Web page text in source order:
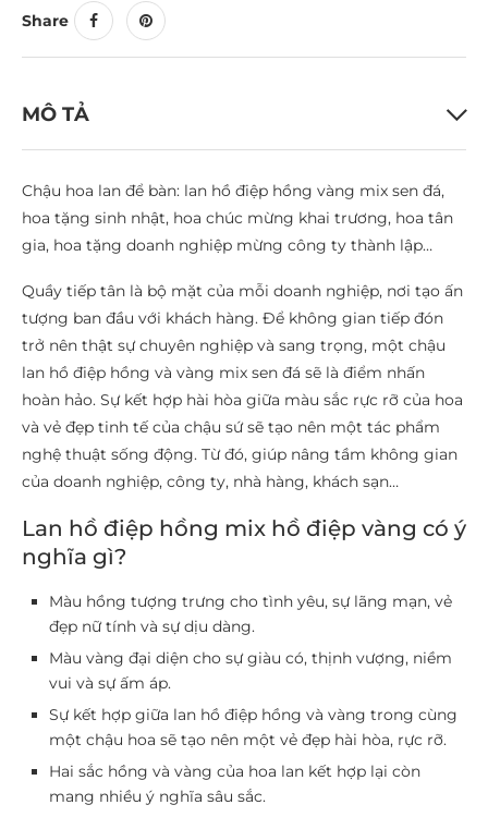
Share
MÔ TẢ
Chậu hoa lan để bàn: lan hồ điệp hồng vàng mix sen đá,
hoa tặng sinh nhật, hoa chúc mừng khai trương, hoa tân
gia, hoa tặng doanh nghiệp mừng công ty thành lập…
Quầy tiếp tân là bộ mặt của mỗi doanh nghiệp, nơi tạo ấn
tượng ban đầu với khách hàng. Để không gian tiếp đón
trở nên thật sự chuyên nghiệp và sang trọng, một chậu
lan hồ điệp hồng và vàng mix sen đá sẽ là điểm nhấn
hoàn hảo. Sự kết hợp hài hòa giữa màu sắc rực rỡ của hoa
và vẻ đẹp tinh tế của chậu sứ sẽ tạo nên một tác phẩm
nghệ thuật sống động. Từ đó, giúp nâng tầm không gian
của doanh nghiệp, công ty, nhà hàng, khách sạn…
Lan hồ điệp hồng mix hồ điệp vàng có ý
nghĩa gì?
Màu hồng tượng trưng cho tình yêu, sự lãng mạn, vẻ
đẹp nữ tính và sự dịu dàng.
Màu vàng đại diện cho sự giàu có, thịnh vượng, niềm
vui và sự ấm áp.
Sự kết hợp giữa lan hồ điệp hồng và vàng trong cùng
một chậu hoa sẽ tạo nên một vẻ đẹp hài hòa, rực rỡ.
Hai sắc hồng và vàng của hoa lan kết hợp lại còn
mang nhiều ý nghĩa sâu sắc.